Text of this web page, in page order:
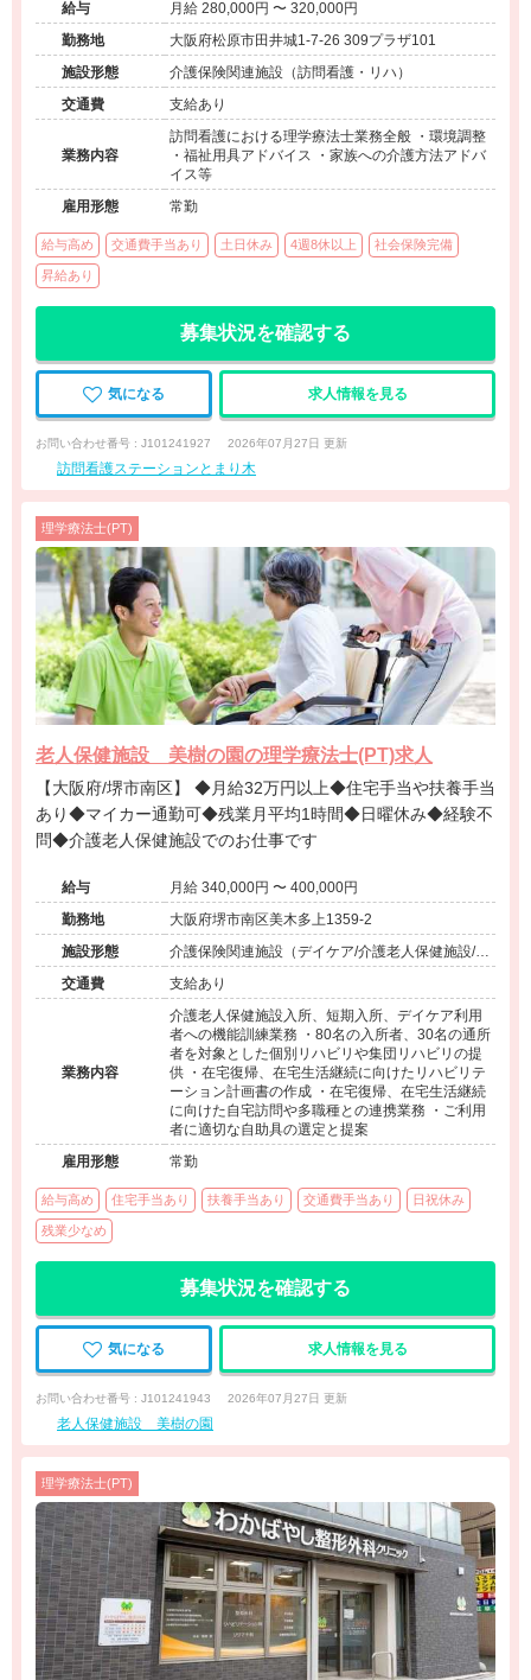
給与
月給 280,000円 〜 320,000円
勤務地
大阪府松原市田井城1-7-26 309プラザ101
施設形態
介護保険関連施設（訪問看護・リハ）
交通費
支給あり
業務内容
訪問看護における理学療法士業務全般 ・環境調整
・福祉用具アドバイス ・家族への介護方法アドバ
イス等
雇用形態
常勤
給与高め 交通費手当あり 土日休み 4週8休以上 社会保険完備
昇給あり
募集状況を確認する
気になる 求人情報を見る
お問い合わせ番号 : J101241927 2026年07月27日 更新
訪問看護ステーションとまり木
理学療法士(PT)
老人保健施設 美樹の園の理学療法士(PT)求人
【大阪府/堺市南区】 ◆月給32万円以上◆住宅手当や扶養手当
あり◆マイカー通勤可◆残業月平均1時間◆日曜休み◆経験不
問◆介護老人保健施設でのお仕事です
給与
月給 340,000円 〜 400,000円
勤務地
大阪府堺市南区美木多上1359-2
施設形態
介護保険関連施設（デイケア/介護老人保健施設/シ
ョートステイ）
交通費 支給あり
業務内容
介護老人保健施設入所、短期入所、デイケア利用
者への機能訓練業務 ・80名の入所者、30名の通所
者を対象とした個別リハビリや集団リハビリの提
供 ・在宅復帰、在宅生活継続に向けたリハビリテ
ーション計画書の作成 ・在宅復帰、在宅生活継続
に向けた自宅訪問や多職種との連携業務 ・ご利用
者に適切な自助具の選定と提案
雇用形態
常勤
給与高め 住宅手当あり 扶養手当あり 交通費手当あり 日祝休み
残業少なめ
募集状況を確認する
気になる 求人情報を見る
お問い合わせ番号 : J101241943 2026年07月27日 更新
老人保健施設 美樹の園
理学療法士(PT)